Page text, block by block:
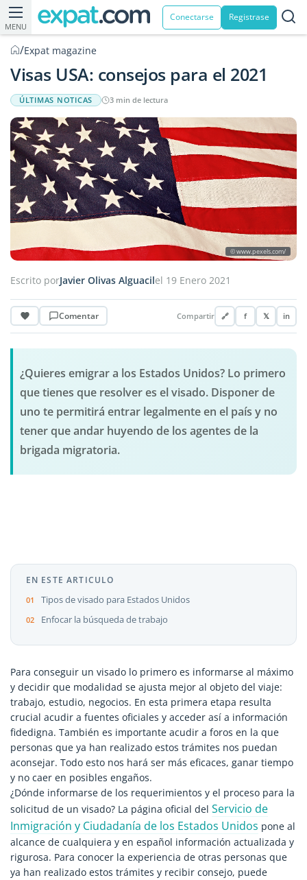
MENU
Conectarse Registrase
/Expat magazine
Visas USA: consejos para el 2021
ÚLTIMAS NOTICAS 3 min de lectura
© www.pexels.com/
Escrito porJavier Olivas Alguacilel 19 Enero 2021
Comentar Compartir 🔗 f 𝕏 in
¿Quieres emigrar a los Estados Unidos? Lo primero
que tienes que resolver es el visado. Disponer de
uno te permitirá entrar legalmente en el país y no
tener que andar huyendo de los agentes de la
brigada migratoria.
EN ESTE ARTICULO
Tipos de visado para Estados Unidos
Enfocar la búsqueda de trabajo
Para conseguir un visado lo primero es informarse al máximo
y decidir que modalidad se ajusta mejor al objeto del viaje:
trabajo, estudio, negocios. En esta primera etapa resulta
crucial acudir a fuentes oficiales y acceder así a información
fidedigna. También es importante acudir a foros en la que
personas que ya han realizado estos trámites nos puedan
aconsejar. Todo esto nos hará ser más eficaces, ganar tiempo
y no caer en posibles engaños.
¿Dónde informarse de los requerimientos y el proceso para la
solicitud de un visado? La página oficial del Servicio de
Inmigración y Ciudadanía de los Estados Unidos pone al
alcance de cualquiera y en español información actualizada y
rigurosa. Para conocer la experiencia de otras personas que
ya han realizado estos trámites y recibir consejo, puede